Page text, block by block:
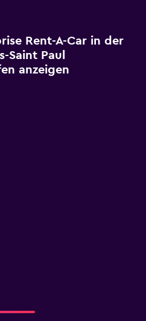
Rent-A-Car in der
Saint Paul
anzeigen